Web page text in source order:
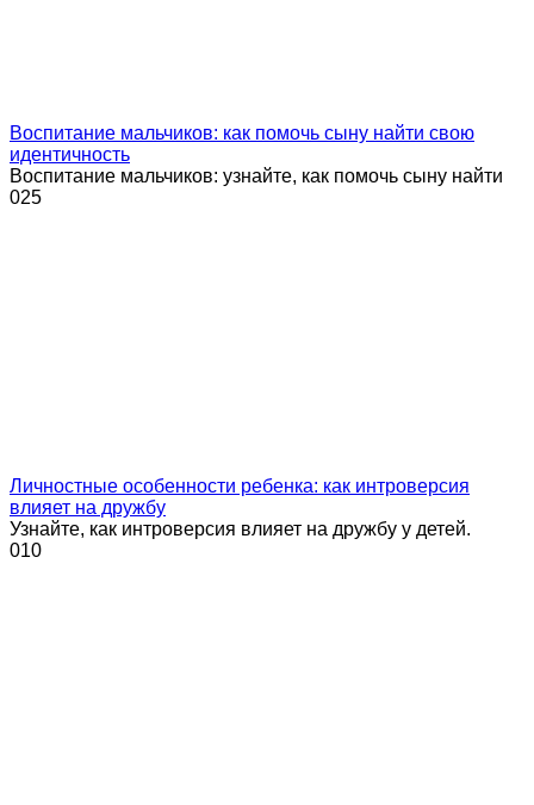
Воспитание мальчиков: как помочь сыну найти свою
идентичность
Воспитание мальчиков: узнайте, как помочь сыну найти
025
Личностные особенности ребенка: как интроверсия
влияет на дружбу
Узнайте, как интроверсия влияет на дружбу у детей.
010